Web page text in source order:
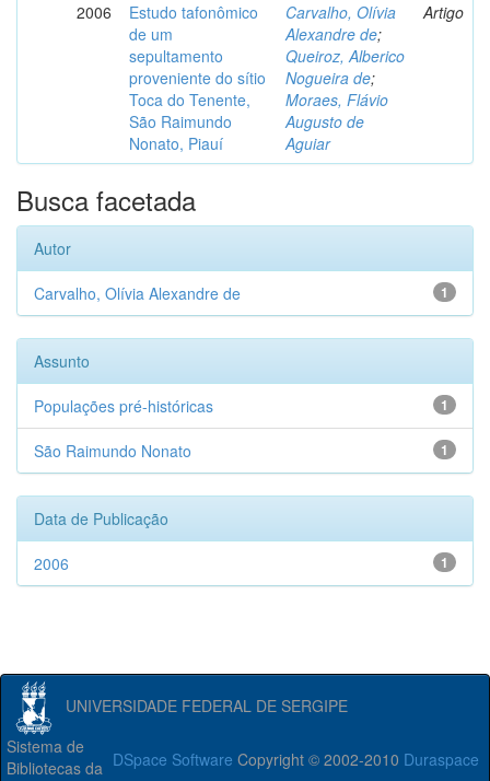
2006
Estudo tafonômico
de um
sepultamento
proveniente do sítio
Toca do Tenente,
São Raimundo
Nonato, Piauí
Carvalho, Olívia
Alexandre de;
Queiroz, Alberico
Nogueira de;
Moraes, Flávio
Augusto de
Aguiar
Artigo
Busca facetada
Autor
1
Carvalho, Olívia Alexandre de
Assunto
1
Populações pré-históricas
1
São Raimundo Nonato
Data de Publicação
1
2006
UNIVERSIDADE FEDERAL DE SERGIPE
DSpace Software Copyright © 2002-2010 Duraspace
Sistema de
Bibliotecas da